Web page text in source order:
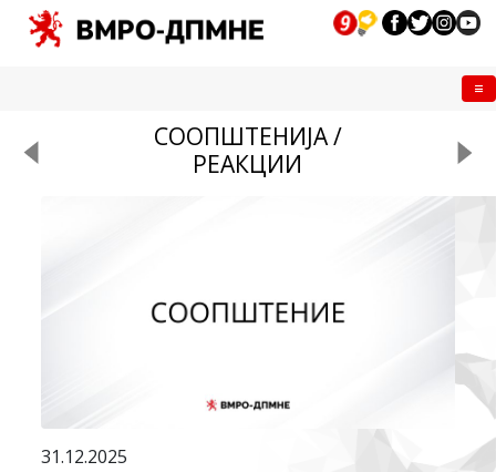
СООПШТЕНИЈА /
РЕАКЦИИ
31.12.2025